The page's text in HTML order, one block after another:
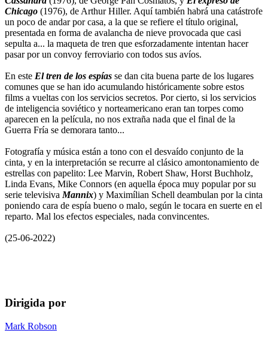
Chicago (1976), de Arthur Hiller. Aquí también habrá una catástrofe
un poco de andar por casa, a la que se refiere el título original,
presentada en forma de avalancha de nieve provocada que casi
sepulta a... la maqueta de tren que esforzadamente intentan hacer
pasar por un convoy ferroviario con todos sus avíos.
En este El tren de los espías se dan cita buena parte de los lugares
comunes que se han ido acumulando históricamente sobre estos
films a vueltas con los servicios secretos. Por cierto, si los servicios
de inteligencia soviético y norteamericano eran tan torpes como
aparecen en la película, no nos extraña nada que el final de la
Guerra Fría se demorara tanto...
Fotografía y música están a tono con el desvaído conjunto de la
cinta, y en la interpretación se recurre al clásico amontonamiento de
estrellas con papelito: Lee Marvin, Robert Shaw, Horst Buchholz,
Linda Evans, Mike Connors (en aquella época muy popular por su
serie televisiva Mannix) y Maximílian Schell deambulan por la cinta
poniendo cara de espía bueno o malo, según le tocara en suerte en el
reparto. Mal los efectos especiales, nada convincentes.
(25-06-2022)
Dirigida por
Mark Robson